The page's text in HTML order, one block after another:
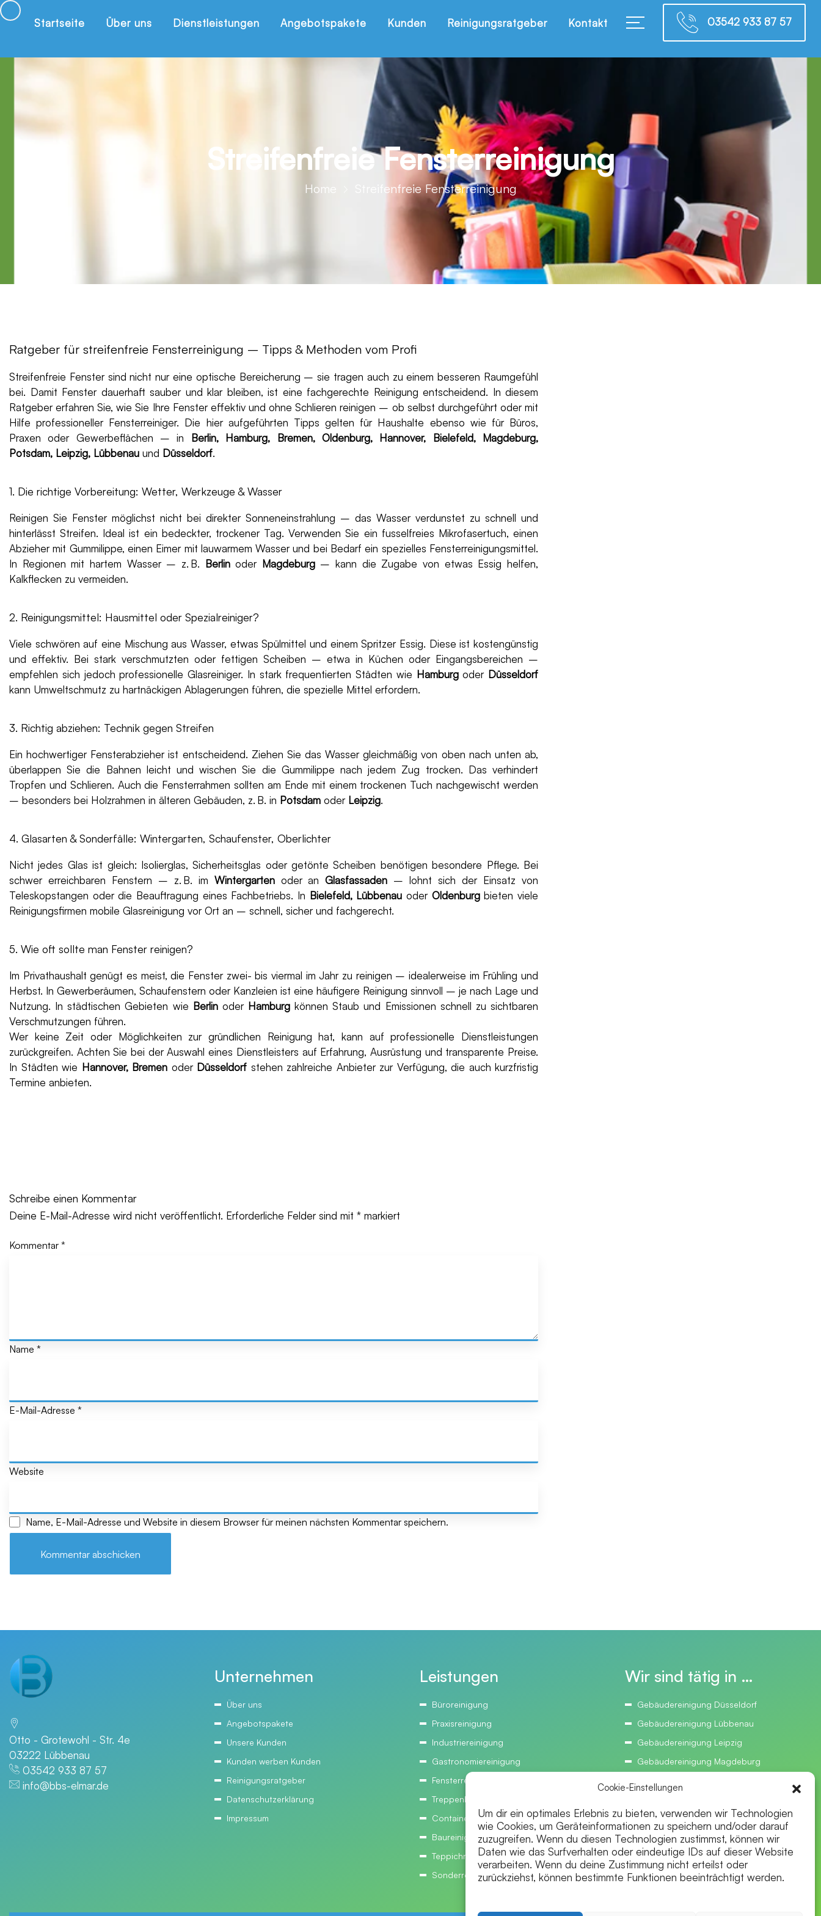
Cookie-Einstellungen
Um dir ein optimales Erlebnis zu bieten, verwenden wir Technologien
wie Cookies, um Geräteinformationen zu speichern und/oder darauf
zuzugreifen. Wenn du diesen Technologien zustimmst, können wir
Daten wie das Surfverhalten oder eindeutige IDs auf dieser Website
verarbeiten. Wenn du deine Zustimmung nicht erteilst oder
zurückziehst, können bestimmte Funktionen beeinträchtigt werden.
Startseite Über uns Dienstleistungen Angebotspakete Kunden Reinigungsratgeber Kontakt 03542 933 87 57
Streifenfreie Fensterreinigung
Home Streifenfreie Fensterreinigung
Ratgeber für streifenfreie Fensterreinigung – Tipps & Methoden vom Profi
Streifenfreie Fenster sind nicht nur eine optische Bereicherung – sie tragen auch zu einem besseren Raumgefühl
bei. Damit Fenster dauerhaft sauber und klar bleiben, ist eine fachgerechte Reinigung entscheidend. In diesem
Ratgeber erfahren Sie, wie Sie Ihre Fenster effektiv und ohne Schlieren reinigen – ob selbst durchgeführt oder mit
Hilfe professioneller Fensterreiniger. Die hier aufgeführten Tipps gelten für Haushalte ebenso wie für Büros,
Praxen oder Gewerbeflächen – in
Berlin, Hamburg, Bremen, Oldenburg, Hannover, Bielefeld, Magdeburg,
Potsdam, Leipzig, Lübbenau und Düsseldorf.
1. Die richtige Vorbereitung: Wetter, Werkzeuge & Wasser
Reinigen Sie Fenster möglichst nicht bei direkter Sonneneinstrahlung – das Wasser verdunstet zu schnell und
hinterlässt Streifen. Ideal ist ein bedeckter, trockener Tag. Verwenden Sie ein fusselfreies Mikrofasertuch, einen
Abzieher mit Gummilippe, einen Eimer mit lauwarmem Wasser und bei Bedarf ein spezielles Fensterreinigungsmittel.
In Regionen mit hartem Wasser – z. B. Berlinoder Magdeburg– kann die Zugabe von etwas Essig helfen,
Kalkflecken zu vermeiden.
2. Reinigungsmittel: Hausmittel oder Spezialreiniger?
Viele schwören auf eine Mischung aus Wasser, etwas Spülmittel und einem Spritzer Essig. Diese ist kostengünstig
und effektiv. Bei stark verschmutzten oder fettigen Scheiben – etwa in Küchen oder Eingangsbereichen –
empfehlen sich jedoch professionelle Glasreiniger. In stark frequentierten Städten wie Hamburgoder Düsseldorf
kann Umweltschmutz zu hartnäckigen Ablagerungen führen, die spezielle Mittel erfordern.
3. Richtig abziehen: Technik gegen Streifen
Ein hochwertiger Fensterabzieher ist entscheidend. Ziehen Sie das Wasser gleichmäßig von oben nach unten ab,
überlappen Sie die Bahnen leicht und wischen Sie die Gummilippe nach jedem Zug trocken. Das verhindert
Tropfen und Schlieren. Auch die Fensterrahmen sollten am Ende mit einem trockenen Tuch nachgewischt werden
– besonders bei Holzrahmen in älteren Gebäuden, z. B. in Potsdam oder Leipzig.
4. Glasarten & Sonderfälle: Wintergarten, Schaufenster, Oberlichter
Nicht jedes Glas ist gleich: Isolierglas, Sicherheitsglas oder getönte Scheiben benötigen besondere Pflege. Bei
schwer erreichbaren Fenstern – z. B. im Wintergartenoder anGlasfassaden – lohnt sich der Einsatz von
Teleskopstangen oder die Beauftragung eines Fachbetriebs. In Bielefeld, Lübbenau oder Oldenburgbieten viele
Reinigungsfirmen mobile Glasreinigung vor Ort an – schnell, sicher und fachgerecht.
5. Wie oft sollte man Fenster reinigen?
Im Privathaushalt genügt es meist, die Fenster zwei- bis viermal im Jahr zu reinigen – idealerweise im Frühling und
Herbst. In Gewerberäumen, Schaufenstern oder Kanzleien ist eine häufigere Reinigung sinnvoll – je nach Lage und
Nutzung. In städtischen Gebieten wie Berlinoder Hamburg können Staub und Emissionen schnell zu sichtbaren
Verschmutzungen führen.
Wer keine Zeit oder Möglichkeiten zur gründlichen Reinigung hat, kann auf professionelle Dienstleistungen
zurückgreifen. Achten Sie bei der Auswahl eines Dienstleisters auf Erfahrung, Ausrüstung und transparente Preise.
In Städten wie Hannover, Bremen oder Düsseldorf stehen zahlreiche Anbieter zur Verfügung, die auch kurzfristig
Termine anbieten.
Schreibe einen Kommentar
Deine E-Mail-Adresse wird nicht veröffentlicht. Erforderliche Felder sind mit * markiert
Kommentar *
Name *
E-Mail-Adresse *
Website
Name, E-Mail-Adresse und Website in diesem Browser für meinen nächsten Kommentar speichern.
Otto - Grotewohl - Str. 4e
03222 Lübbenau
03542 933 87 57
info@bbs-elmar.de
Unternehmen
Über uns
Angebotspakete
Unsere Kunden
Kunden werben Kunden
Reinigungsratgeber
Datenschutzerklärung
Impressum
Leistungen
Büroreinigung
Praxisreinigung
Industriereinigung
Gastronomiereinigung
Fensterreinigung
Treppenhausreinigung
Containerreinigung
Baureinigung
Teppichreinigung
Sonderreinigung
Wir sind tätig in …
Gebäudereinigung Düsseldorf
Gebäudereinigung Lübbenau
Gebäudereinigung Leipzig
Gebäudereinigung Magdeburg
Gebäudereinigung Oldenburg
Gebäudereinigung Bremen
Gebäudereinigung Hamburg
Gebäudereinigung Potsdam